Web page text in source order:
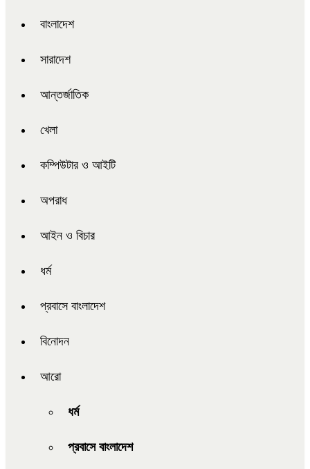
বাংলাদেশ
সারাদেশ
আন্তর্জাতিক
খেলা
কম্পিউটার ও আইটি
অপরাধ
আইন ও বিচার
ধর্ম
প্রবাসে বাংলাদেশ
বিনোদন
আরো
ধর্ম
প্রবাসে বাংলাদেশ